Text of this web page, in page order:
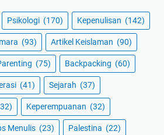
Psikologi (170) Kepenulisan (142)
(93) Artikel Keislaman (90)
(75) Backpacking (60)
(41) Sejarah (37)
Keperempuanan (32)
Menulis (23) Palestina (22)